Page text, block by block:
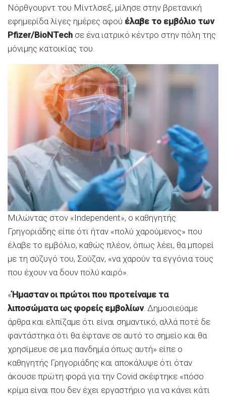
Νόρθγουρντ του Μίντλσεξ, μίλησε στην βρετανική
εφημερίδα λίγες ημέρες αφού έλαβε το εμβόλιο των
Pfizer/BioNTech σε ένα ιατρικό κέντρο στην πόλη της
μόνιμης κατοικίας του.
Μιλώντας στον «Independent», ο καθηγητής
Γρηγοριάδης είπε ότι ήταν «πολύ χαρούμενος» που
έλαβε το εμβόλιο, καθώς πλέον, όπως λέει, θα μπορεί
με τη σύζυγό του, Σούζαν, «να χαρούν τα εγγόνια τους
που έχουν να δουν πολύ καιρό».
«Ήμασταν οι πρώτοι που προτείναμε τα
λιποσώματα ως φορείς εμβολίων. Δημοσιεύαμε
άρθρα και ελπίζαμε ότι είναι σημαντικό, αλλά ποτέ δε
φαντάστηκα ότι θα έφτανε σε αυτό το σημείο και θα
χρησίμευε σε μια πανδημία όπως αυτή» είπε ο
καθηγητής Γρηγοριάδης και αποκάλυψε ότι όταν
άκουσε πρώτη φορά για την Covid σκέφτηκε «πόσο
κρίμα είναι που δεν έχει εργαστήριο για να κάνει κάτι